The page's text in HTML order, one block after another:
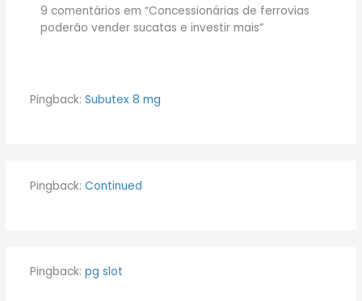
9 comentários em “Concessionárias de ferrovias
poderão vender sucatas e investir mais”
Pingback: Subutex 8 mg
Pingback: Continued
Pingback: pg slot